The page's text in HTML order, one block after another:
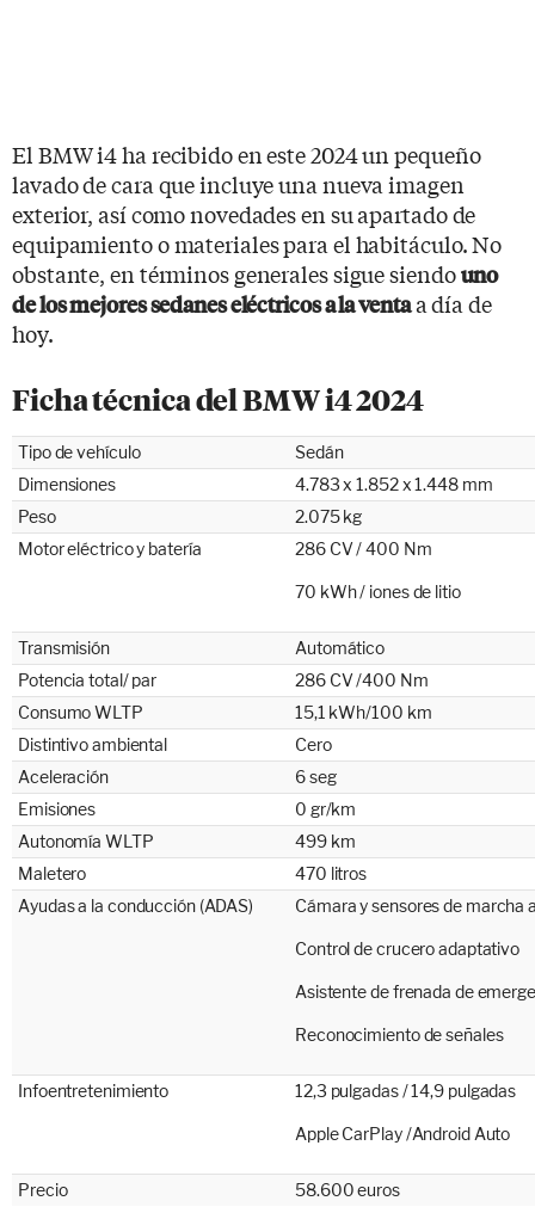
El BMW i4 ha recibido en este 2024 un pequeño
lavado de cara que incluye una nueva imagen
exterior, así como novedades en su apartado de
equipamiento o materiales para el habitáculo. No
obstante, en términos generales sigue siendouno
de los mejores sedanes eléctricos a la ventaa día de
hoy.
Ficha técnica del BMW i4 2024
Tipo de vehículo
Sedán
Dimensiones
4.783 x 1.852 x 1.448 mm
Peso
2.075 kg
Motor eléctrico y batería
286 CV / 400 Nm
70 kWh / iones de litio
Transmisión
Automático
Potencia total/ par
286 CV /400 Nm
Consumo WLTP
15,1 kWh/100 km
Distintivo ambiental
Cero
Aceleración
6 seg
Emisiones
0 gr/km
Autonomía WLTP
499 km
Maletero
470 litros
Ayudas a la conducción (ADAS)
Cámara y sensores de marcha
Control de crucero adaptativo
Asistente de frenada de
Reconocimiento de señales
Infoentretenimiento 12,3 pulgadas / 14,9 pulgadas
Apple CarPlay /Android Auto
Precio 58.600 euros